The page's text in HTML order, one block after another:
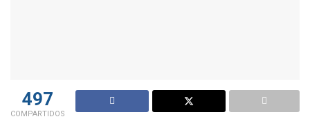
497
COMPARTIDOS